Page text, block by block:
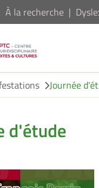
À la recherche
Journée
d'étude